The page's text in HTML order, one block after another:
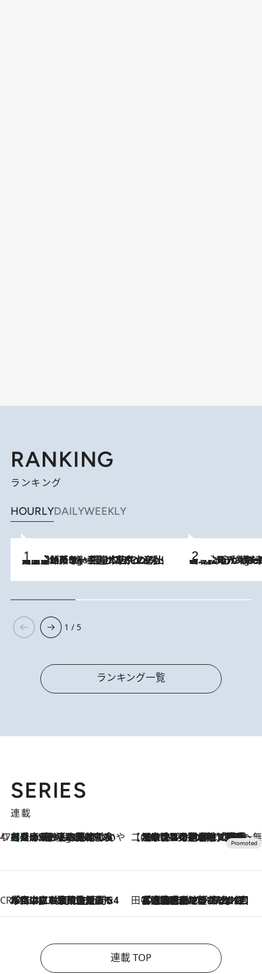
RANKING
ランキング
HOURLYDAILYWEEKLY
3 Hours Ago
【間違いのない王道・東京土産】資生堂パーラー 銀座本店でのみ出会える銘菓5選《極上プディング・濃厚チーズケーキ・ボンボンショコラほか》 3 Hours Ago
《北欧の人々の幸福度が高いのは…》元デンマーク親善大使が出会った“心が満たされる暮らし”「いいかげんにヒュッゲしなさい！」
1 / 5
ランキング一覧
SERIES
連載
47都道府県の手みやげ ひんやりスイーツで夏を満喫
2 Hours Ago
【兵庫県】この夏絶対食べたい 冷やしておいしいおやつ3選 淡路島の恵みをジェラートに集約 【CREA×星野リゾート】唯一無二。癒しと発見が待つ場所へ
2026.8.7
【トンボの足水浴】ヒノキの香りに包まれて涼感マックス！約13℃の湧水かけ流しを避暑地「星野温泉 トンボの湯」で体験
CREA'S CHOICE
2026.8.7
「立川にも歌舞伎があるんだよ」 片岡仁左衛門・市川中車ら豪華座組みで4年目の立川立飛歌舞伎へ 田中稲の勝手に再ブーム
2026.8.7
「湘南乃風に憧れて」観客大盛上がりの“タオル回し”に、ラッパー顔負けの高速歌唱まで…さだまさし（74）のアグレッシブすぎる現在地
連載 TOP